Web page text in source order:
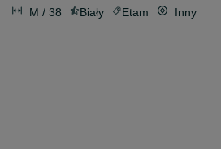
M / 38 Biały Etam Inny